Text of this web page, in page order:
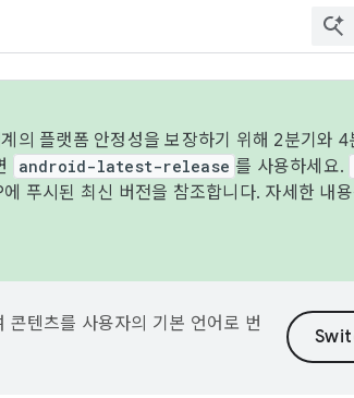
의 플랫폼 안정성을 보장하기 위해 2분기와
android-latest-release 를 사용하세요.
푸시된 최신 버전을 참조합니다. 자세한 내
텐츠를 사용자의 기본 언어로 번